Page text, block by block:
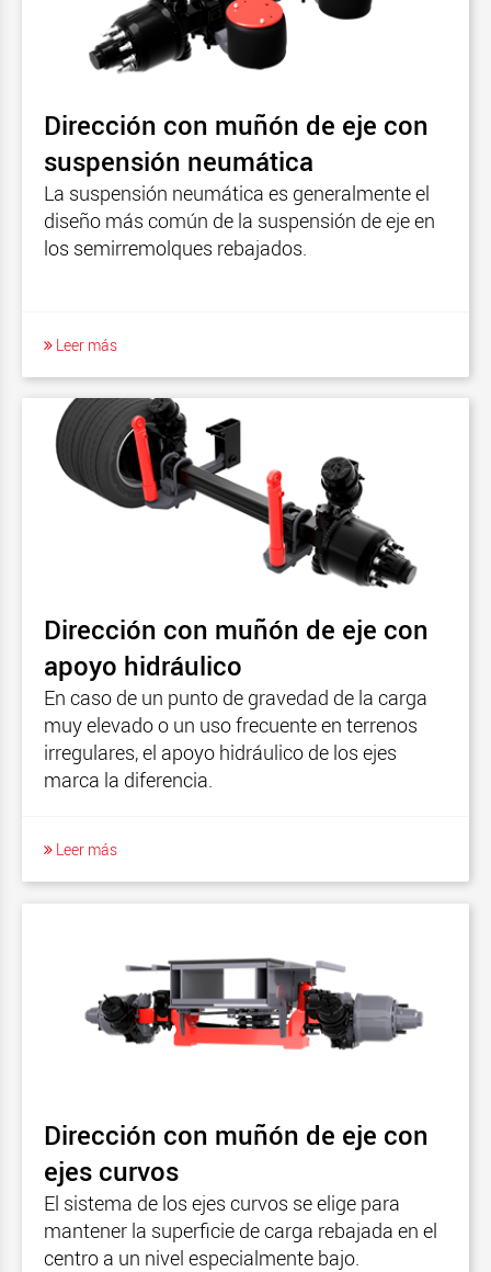
Dirección con muñón de eje con
suspensión neumática
La suspensión neumática es generalmente el
diseño más común de la suspensión de eje en
los semirremolques rebajados.
Leer más
Dirección con muñón de eje con
apoyo hidráulico
En caso de un punto de gravedad de la carga
muy elevado o un uso frecuente en terrenos
irregulares, el apoyo hidráulico de los ejes
marca la diferencia.
Leer más
Dirección con muñón de eje con
ejes curvos
El sistema de los ejes curvos se elige para
mantener la superficie de carga rebajada en el
centro a un nivel especialmente bajo.